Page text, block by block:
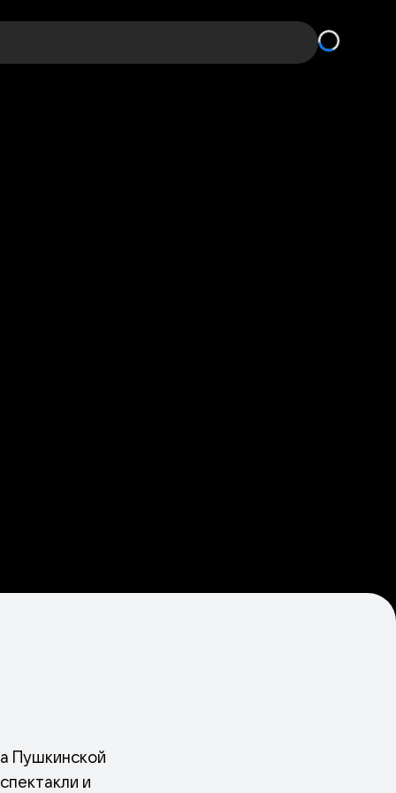
Пушкинской
и